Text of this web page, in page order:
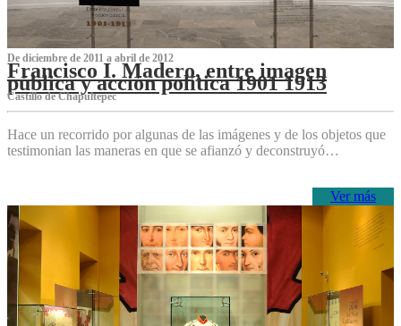
De diciembre de 2011 a abril de 2012
Francisco I. Madero, entre imagen
pública y acción política 1901 1913
Castillo de Chapultepec
Hace un recorrido por algunas de las imágenes y de los objetos que
testimonian las maneras en que se afianzó y deconstruyó…
Ver más